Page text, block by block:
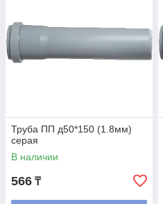
Труба ПП д50*150 (1.8мм)
серая
В наличии
566 ₸